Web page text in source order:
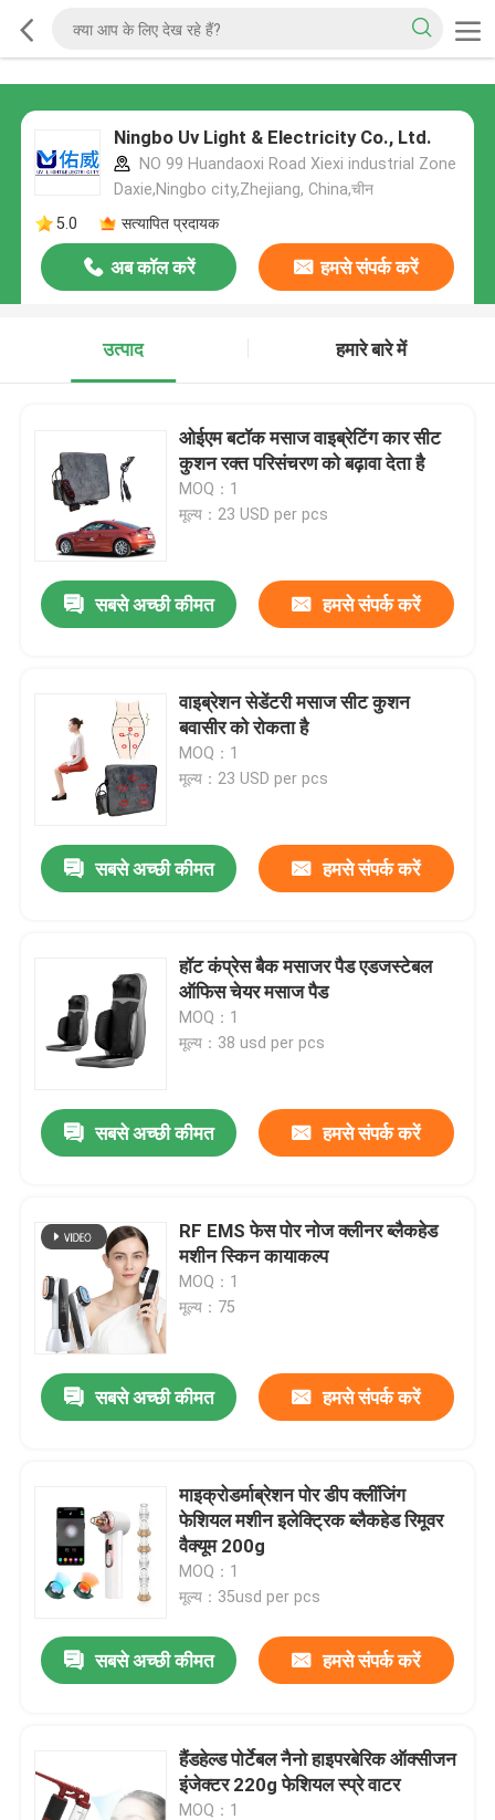
Ningbo Uv Light & Electricity Co., Ltd.
NO 99 Huandaoxi Road Xiexi industrial Zone
Daxie,Ningbo city,Zhejiang, China,चीन
5.0
सत्यापित प्रदायक
अब कॉल करें हमसे संपर्क करें
उत्पाद हमारे बारे में
ओईएम बटॉक मसाज वाइब्रेटिंग कार सीट
कुशन रक्त परिसंचरण को बढ़ावा देता है
MOQ：1
मूल्य：23 USD per pcs
सबसे अच्छी कीमत हमसे संपर्क करें
वाइब्रेशन सेडेंटरी मसाज सीट कुशन
बवासीर को रोकता है
MOQ：1
मूल्य：23 USD per pcs
सबसे अच्छी कीमत हमसे संपर्क करें
हॉट कंप्रेस बैक मसाजर पैड एडजस्टेबल
ऑफिस चेयर मसाज पैड
MOQ：1
मूल्य：38 usd per pcs
सबसे अच्छी कीमत हमसे संपर्क करें
RF EMS फेस पोर नोज क्लीनर ब्लैकहेड
मशीन स्किन कायाकल्प
MOQ：1
मूल्य：75
सबसे अच्छी कीमत हमसे संपर्क करें
माइक्रोडर्माब्रेशन पोर डीप क्लींजिंग
फेशियल मशीन इलेक्ट्रिक ब्लैकहेड रिमूवर
वैक्यूम 200g
MOQ：1
मूल्य：35usd per pcs
सबसे अच्छी कीमत हमसे संपर्क करें
हैंडहेल्ड पोर्टेबल नैनो हाइपरबेरिक ऑक्सीजन
इंजेक्टर 220g फेशियल स्प्रे वाटर
MOQ：1